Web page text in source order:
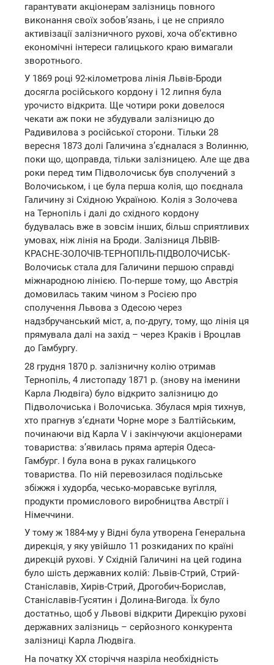
гарантувати акціонерам залізниць повного
виконання своїх зобов’язань, і це не сприяло
активізації залізничного рухові, хоча об’єктивно
економічні інтереси галицького краю вимагали
зворотнього.
У 1869 році 92-кілометрова лінія Львів-Броди
досягла російського кордону і 12 липня була
урочисто відкрита. Ще чотири роки довелося
чекати аж поки не збудували залізницю до
Радивилова з російської сторони. Тільки 28
вересня 1873 долі Галичина з’єдналася з Волинню,
поки що, щоправда, тільки залізницею. Але ще два
роки перед тим Підволочиськ був сполучений з
Волочиськом, і це була перша колія, що поєднала
Галичину зі Східною Україною. Колія з Золочева
на Тернопіль і далі до східного кордону
будувалась вже в зовсім інших, більш сприятливих
умовах, ніж лінія на Броди. Залізниця ЛЬВІВ-
КРАСНЕ-ЗОЛОЧІВ-ТЕРНОПІЛЬ-ПІДВОЛОЧИСЬК-
Волочиськ стала для Галичини першою справді
міжнародною лінією. По-перше тому, що Австрія
домовилась таким чином з Росією про
сполучення Львова з Одесою через
надзбручанський міст, а, по-другу, тому, що лінія ця
прямувала далі на захід – через Краків і Вроцлав
до Гамбургу.
28 грудня 1870 р. залізничну колію отримав
Тернопіль, 4 листопаду 1871 р. (знову на іменини
Карла Людвіга) було відкрито залізницю до
Підволочиська і Волочиська. Збулася мрія тихнув,
хто прагнув з’єднати Чорне море з Балтійським,
починаючи від Карла V і закінчуючи акціонерами
товариства: з’явилась пряма артерія Одеса-
Гамбург. І була вона в руках галицького
товариства. По ній перевозилася подільське
збіжжя і худорба, чесько-моравське вугілля,
продукти промислового виробництва Австрії і
Німеччини.
У тому ж 1884-му у Відні була утворена Генеральна
дирекція, у яку увійшло 11 розкиданих по країні
дирекцій рухові. У Східній Галичині на цей година
було шість державних колій: Львів-Стрий, Стрий-
Станіславів, Хирів-Стрий, Дрогобич-Борислав,
Станіславів-Гусятин і Долина-Вигода. Їх було
достатньо, щоб у Львові відкрити Дирекцію рухові
державних залізниць – серйозного конкурента
залізниці Карла Людвіга.
На початку ХХ сторіччя назріла необхідність